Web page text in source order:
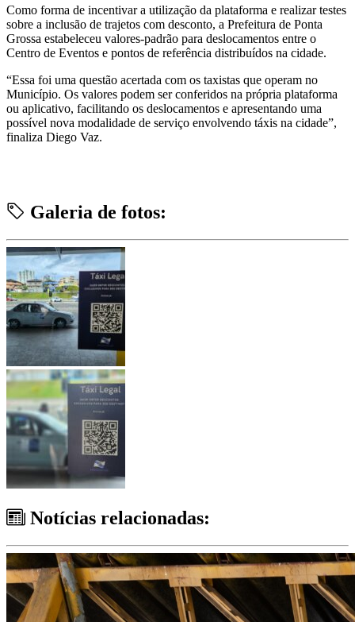
Como forma de incentivar a utilização da plataforma e realizar testes
sobre a inclusão de trajetos com desconto, a Prefeitura de Ponta
Grossa estabeleceu valores-padrão para deslocamentos entre o
Centro de Eventos e pontos de referência distribuídos na cidade.
“Essa foi uma questão acertada com os taxistas que operam no
Município. Os valores podem ser conferidos na própria plataforma
ou aplicativo, facilitando os deslocamentos e apresentando uma
possível nova modalidade de serviço envolvendo táxis na cidade”,
finaliza Diego Vaz.
Galeria de fotos:
Notícias relacionadas: